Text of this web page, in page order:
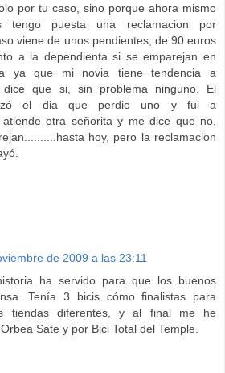
por tu caso, sino porque ahora mismo
tengo puesta una reclamacion por
viene de unos pendientes, de 90 euros
a la dependienta si se emparejan en
ya que mi novia tiene tendencia a
que si, sin problema ninguno. El
el dia que perdio uno y fui a
otra señorita y me dice que no,
hoy, pero la reclamacion
de 2009 a las 23:11
ha servido para que los buenos
Tenía 3 bicis cómo finalistas para
tiendas diferentes, y al final me he
Sate y por Bici Total del Temple.